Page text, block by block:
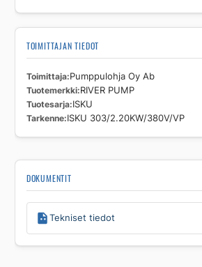
TOIMITTAJAN TIEDOT
Toimittaja Pumppulohja Oy Ab
Tuotemerkki RIVER PUMP
Tuotesarja ISKU
Tarkenne ISKU 303/2.20KW/380V/VP
DOKUMENTIT
Tekniset tiedot